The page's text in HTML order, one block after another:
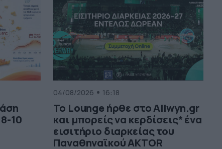
10
04/08/2026 16:18
Το Lounge ήρθε στο Allwyn.gr
και μπορείς να κερδίσεις* ένα
εισιτήριο διαρκείας του
Παναθηναϊκού AKTOR